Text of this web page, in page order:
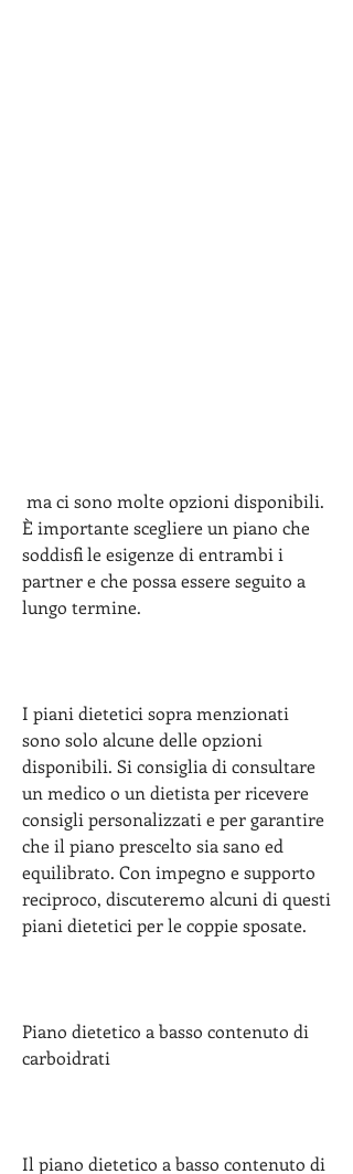
È importante scegliere un piano che
soddisfi le esigenze di entrambi i
partner e che possa essere seguito a
lungo termine.
I piani dietetici sopra menzionati
sono solo alcune delle opzioni
disponibili. Si consiglia di consultare
un medico o un dietista per ricevere
consigli personalizzati e per garantire
che il piano prescelto sia sano ed
equilibrato. Con impegno e supporto
reciproco, discuteremo alcuni di questi
piani dietetici per le coppie sposate.
Piano dietetico a basso contenuto di
carboidrati
Il piano dietetico a basso contenuto di